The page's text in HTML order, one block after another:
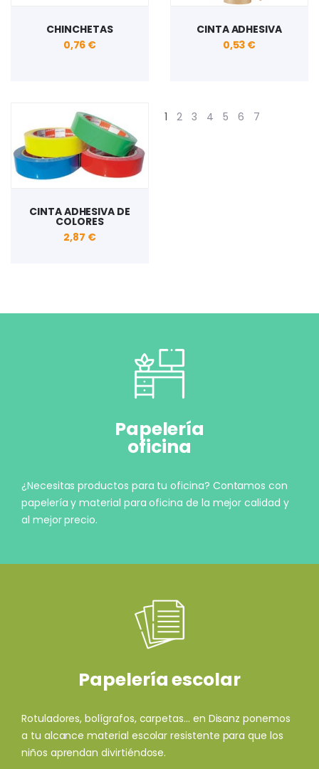
CHINCHETAS
0,76 €
CINTA ADHESIVA
0,53 €
CINTA ADHESIVA DE
COLORES
2,87 €
1 2 3 4 5 6 7
Papelería
oficina
¿Necesitas productos para tu oficina? Contamos con
papelería y material para oficina de la mejor calidad y
al mejor precio.
Papelería escolar
Rotuladores, bolígrafos, carpetas... en Disanz ponemos
a tu alcance material escolar resistente para que los
niños aprendan divirtiéndose.